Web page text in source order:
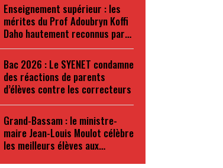
Enseignement supérieur : les
mérites du Prof Adoubryn Koffi
Daho hautement reconnus par…
Bac 2026 : Le SYENET condamne
des réactions de parents
d’élèves contre les correcteurs
Grand-Bassam : le ministre-
maire Jean-Louis Moulot célèbre
les meilleurs élèves aux…